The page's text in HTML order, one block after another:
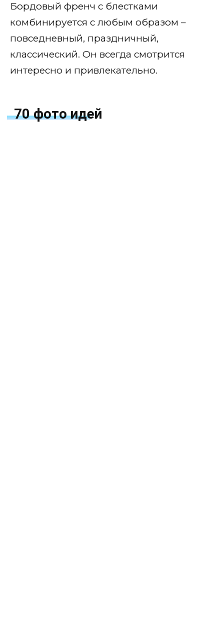
Бордовый френч с блестками
комбинируется с любым образом –
повседневный, праздничный,
классический. Он всегда смотрится
интересно и привлекательно.
70 фото идей